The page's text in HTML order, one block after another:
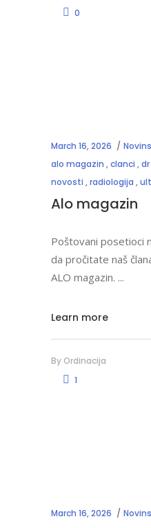
0
March 16, 2026
alo magazin ,clanci ,
novosti ,radiologija ,
Alo magazin
Poštovani posetioci
da pročitate naš
ALO magazin.
Learn more
By Ordinacija
1
March 16, 2026